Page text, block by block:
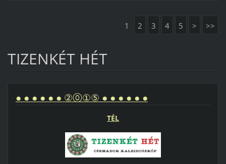
1 2 3 4 5 > >>
TIZENKÉT HÉT
● ● ● ● ● ● ②⓪①⑤ ● ● ● ● ● ●
TÉL